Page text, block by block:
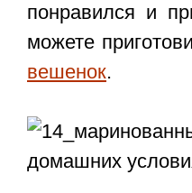
понравился и
можете
вешенок.